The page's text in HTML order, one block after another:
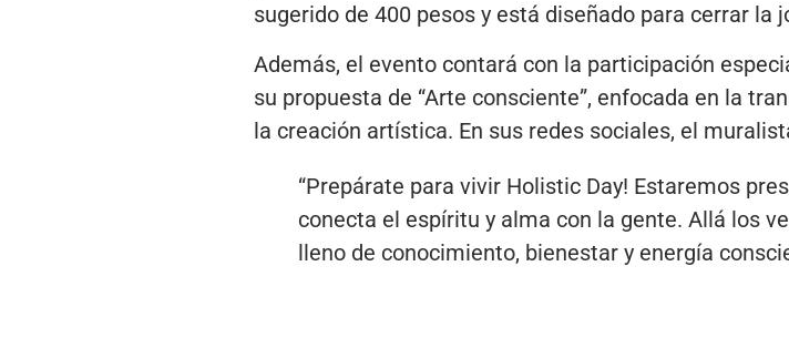
sugerido de 400 pesos y está diseñado para cerrar la
Además, el evento contará con la participación
su propuesta de “Arte consciente”, enfocada en la
la creación artística. En sus redes sociales, el
“Prepárate para vivir Holistic Day! Estaremos
conecta el espíritu y alma con la gente. Allá los
lleno de conocimiento, bienestar y energía